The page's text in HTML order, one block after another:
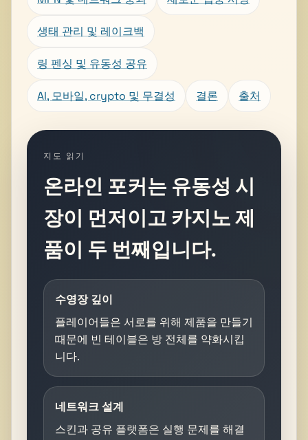
생태 관리 및 레이크백
링 펜싱 및 유동성 공유
AI, 모바일, crypto 및 무결성 결론 출처
지도 읽기
온라인 포커는 유동성 시
장이 먼저이고 카지노 제
품이 두 번째입니다.
수영장 깊이
플레이어들은 서로를 위해 제품을 만들기
때문에 빈 테이블은 방 전체를 약화시킵
니다.
네트워크 설계
스킨과 공유 플랫폼은 실행 문제를 해결